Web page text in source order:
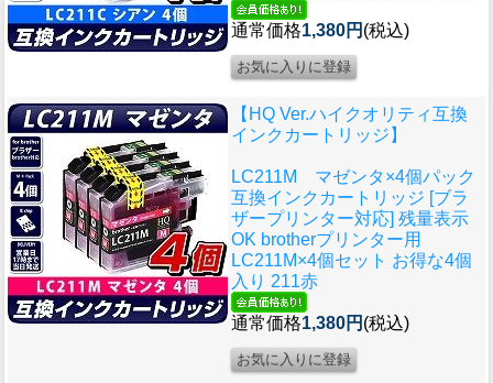
通常価格1,380円 (税込)
【HQ Ver.ハイクオリティ互換
インクカートリッジ】
LC211M マゼンタ×4個パック
互換インクカートリッジ [ブラ
ザープリンター対応] 残量表示
OK brotherプリンター用
LC211M×4個セット お得な4個
入り 211赤
通常価格1,380円 (税込)